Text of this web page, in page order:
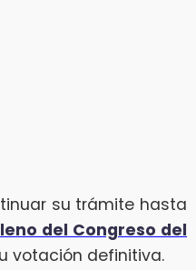
su trámite hasta
del Congreso del
votación definitiva.